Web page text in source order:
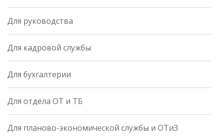
Для руководства
Для кадровой службы
Для бухгалтерии
Для отдела ОТ и ТБ
Для планово-экономической службы и ОТиЗ